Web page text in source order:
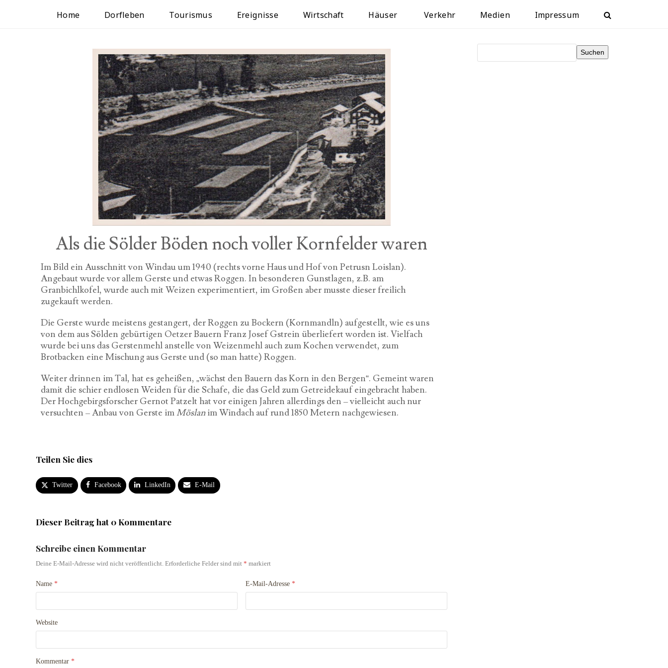
Home Dorfleben Tourismus Ereignisse Wirtschaft Häuser Verkehr Medien Impressum
Als die Sölder Böden noch voller Kornfelder waren
Im Bild ein Ausschnitt von Windau um 1940 (rechts vorne Haus und Hof von Petrusn Loislan).
Angebaut wurde vor allem Gerste und etwas Roggen. In besonderen Gunstlagen, z.B. am
Granbichlkofel, wurde auch mit Weizen experimentiert, im Großen aber musste dieser freilich
zugekauft werden.
Die Gerste wurde meistens gestangert, der Roggen zu Bockern (Kornmandln) aufgestellt, wie es uns
von dem aus Sölden gebürtigen Oetzer Bauern Franz Josef Gstrein überliefert worden ist. Vielfach
wurde bei uns das Gerstenmehl anstelle von Weizenmehl auch zum Kochen verwendet, zum
Brotbacken eine Mischung aus Gerste und (so man hatte) Roggen.
Weiter drinnen im Tal, hat es geheißen, „wächst den Bauern das Korn in den Bergen“. Gemeint waren
damit die schier endlosen Weiden für die Schafe, die das Geld zum Getreidekauf eingebracht haben.
Der Hochgebirgsforscher Gernot Patzelt hat vor einigen Jahren allerdings den – vielleicht auch nur
versuchten – Anbau von Gerste imMöslanim Windach auf rund 1850 Metern nachgewiesen.
Teilen Sie dies
Twitter Facebook LinkedIn E-Mail
Dieser Beitrag hat 0 Kommentare
Schreibe einen Kommentar
Deine E-Mail-Adresse wird nicht veröffentlicht. Erforderliche Felder sind mit * markiert
Name * E-Mail-Adresse*
Website
Kommentar *
Suchen